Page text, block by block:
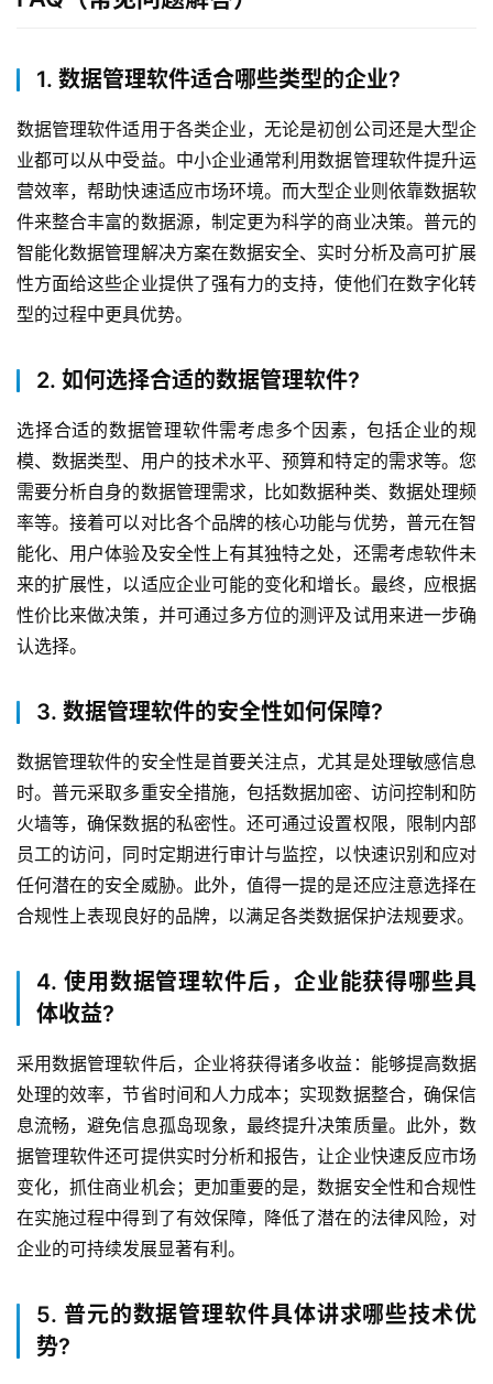
1. 数据管理软件适合哪些类型的企业?
数据管理软件适用于各类企业，无论是初创公司还是大型企
业都可以从中受益。中小企业通常利用数据管理软件提升运
营效率，帮助快速适应市场环境。而大型企业则依靠数据软
件来整合丰富的数据源，制定更为科学的商业决策。普元的
智能化数据管理解决方案在数据安全、实时分析及高可扩展
性方面给这些企业提供了强有力的支持，使他们在数字化转
型的过程中更具优势。
2. 如何选择合适的数据管理软件?
选择合适的数据管理软件需考虑多个因素，包括企业的规
模、数据类型、用户的技术水平、预算和特定的需求等。您
需要分析自身的数据管理需求，比如数据种类、数据处理频
率等。接着可以对比各个品牌的核心功能与优势，普元在智
能化、用户体验及安全性上有其独特之处，还需考虑软件未
来的扩展性，以适应企业可能的变化和增长。最终，应根据
性价比来做决策，并可通过多方位的测评及试用来进一步确
认选择。
3. 数据管理软件的安全性如何保障?
数据管理软件的安全性是首要关注点，尤其是处理敏感信息
时。普元采取多重安全措施，包括数据加密、访问控制和防
火墙等，确保数据的私密性。还可通过设置权限，限制内部
员工的访问，同时定期进行审计与监控，以快速识别和应对
任何潜在的安全威胁。此外，值得一提的是还应注意选择在
合规性上表现良好的品牌，以满足各类数据保护法规要求。
4. 使用数据管理软件后，企业能获得哪些具
体收益?
采用数据管理软件后，企业将获得诸多收益：能够提高数据
处理的效率，节省时间和人力成本；实现数据整合，确保信
息流畅，避免信息孤岛现象，最终提升决策质量。此外，数
据管理软件还可提供实时分析和报告，让企业快速反应市场
变化，抓住商业机会；更加重要的是，数据安全性和合规性
在实施过程中得到了有效保障，降低了潜在的法律风险，对
企业的可持续发展显著有利。
5. 普元的数据管理软件具体讲求哪些技术优
势?